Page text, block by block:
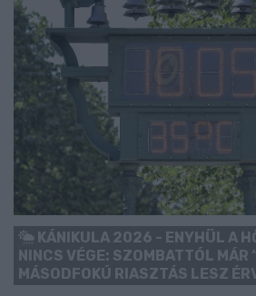
KÁNIKULA 2026 - ENYHÜL A
NINCS VÉGE: SZOMBATTÓL MÁR
MÁSODFOKÚ RIASZTÁS LESZ